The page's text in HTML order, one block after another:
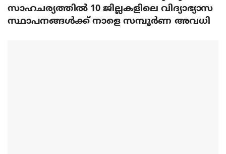
സാഹചര്യത്തിൽ 10 ജില്ലകളിലെ വിദ്യാഭ്യാസ
സ്ഥാപനങ്ങൾക്ക് നാളെ സമ്പൂർണ അവധി